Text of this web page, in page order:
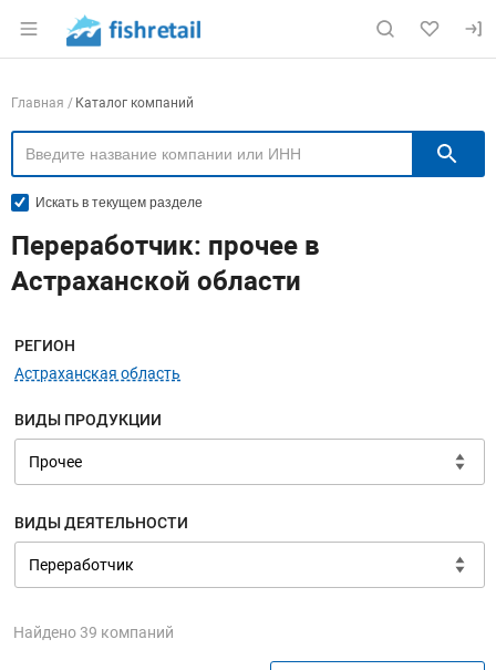
Раздел навигации по сайту fishretail.ru
Навигация по компаниям
Главная Каталог компаний
Искать в текущем разделе
Переработчик: прочее в
Астраханской области
Меню навигации
РЕГИОН
Астраханская область
ВИДЫ ПРОДУКЦИИ
ВИДЫ ДЕЯТЕЛЬНОСТИ
Найдено 39 компаний